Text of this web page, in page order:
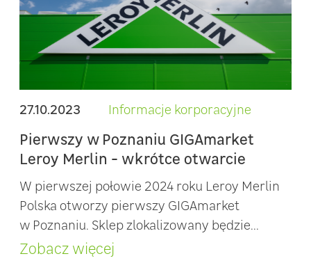
27.10.2023 Informacje korporacyjne
Pierwszy w Poznaniu GIGAmarket
Leroy Merlin - wkrótce otwarcie
W pierwszej połowie 2024 roku Leroy Merlin
Polska otworzy pierwszy GIGAmarket
w Poznaniu. Sklep zlokalizowany będzie...
Zobacz więcej